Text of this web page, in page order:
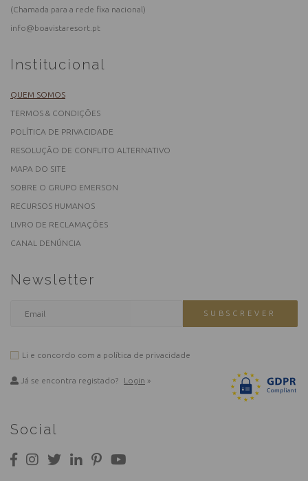
(Chamada para a rede fixa nacional)
info@boavistaresort.pt
Institucional
QUEM SOMOS
TERMOS & CONDIÇÕES
POLÍTICA DE PRIVACIDADE
RESOLUÇÃO DE CONFLITO ALTERNATIVO
MAPA DO SITE
SOBRE O GRUPO EMERSON
RECURSOS HUMANOS
LIVRO DE RECLAMAÇÕES
CANAL DENÚNCIA
Newsletter
SUBSCREVER
Li e concordo com a política de privacidade
Já se encontra registado? Login »
Social